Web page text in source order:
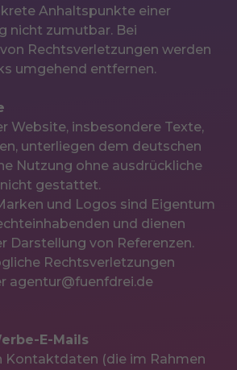
Anhaltspunkte einer
nicht zumutbar. Bei
Rechtsverletzungen werden
umgehend entfernen.
Website, insbesondere Texte,
unterliegen dem deutschen
Nutzung ohne ausdrückliche
gestattet.
und Logos sind Eigentum
und dienen
Darstellung von Referenzen.
Rechtsverletzungen
agentur@fuenfdrei.de
E-Mails
Kontaktdaten (die im Rahmen